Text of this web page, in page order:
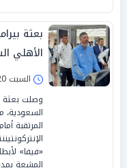
بعثة
الأهلي
السبت 20/سبتمبر/2025 - 11:42 م
وصلت بعثة
السعودية،
المرتقبة
«فيفا»
المشعة